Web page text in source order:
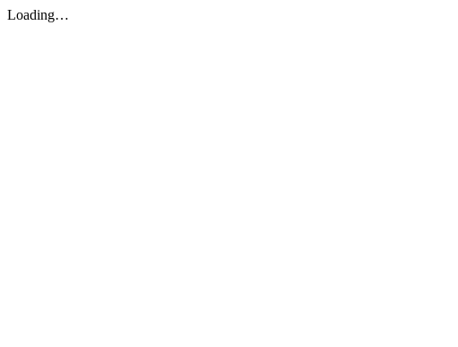
Loading…